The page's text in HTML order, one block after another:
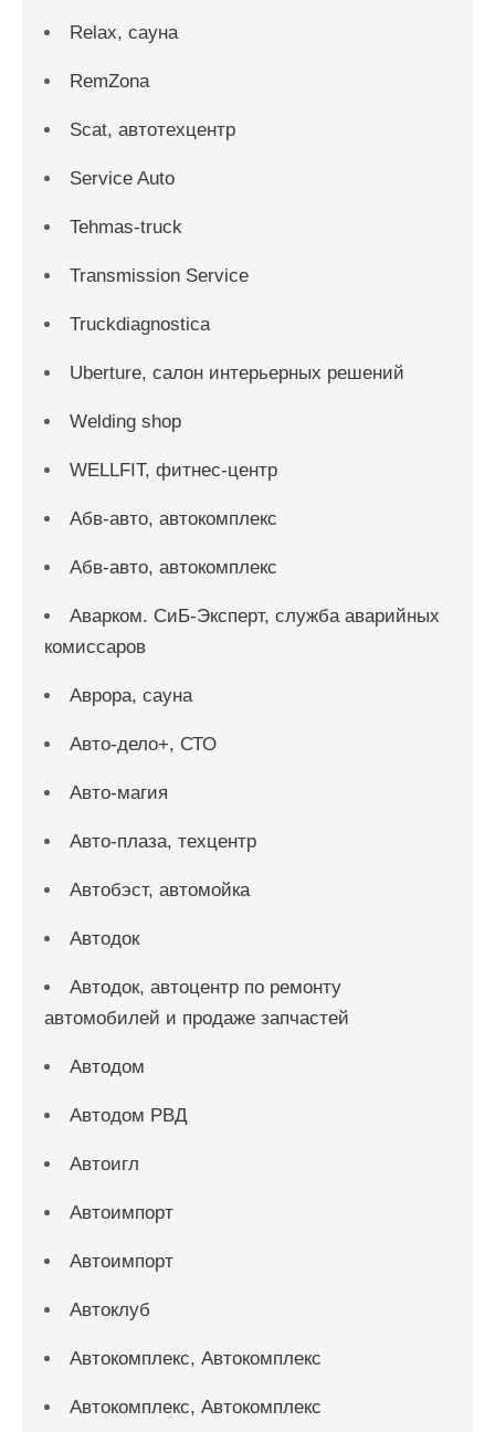
Relax, сауна
RemZona
Scat, автотехцентр
Service Auto
Tehmas-truck
Transmission Service
Truckdiagnostica
Uberture, салон интерьерных решений
Welding shop
WELLFIT, фитнес-центр
Абв-авто, автокомплекс
Абв-авто, автокомплекс
Аварком. СиБ-Эксперт, служба аварийных
комиссаров
Аврора, сауна
Авто-дело+, СТО
Авто-магия
Авто-плаза, техцентр
Автобэст, автомойка
Автодок
Автодок, автоцентр по ремонту
автомобилей и продаже запчастей
Автодом
Автодом РВД
Автоигл
Автоимпорт
Автоимпорт
Автоклуб
Автокомплекс, Автокомплекс
Автокомплекс, Автокомплекс